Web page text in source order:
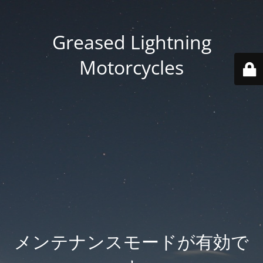
Greased Lightning
Motorcycles
メンテナンスモードが有効で